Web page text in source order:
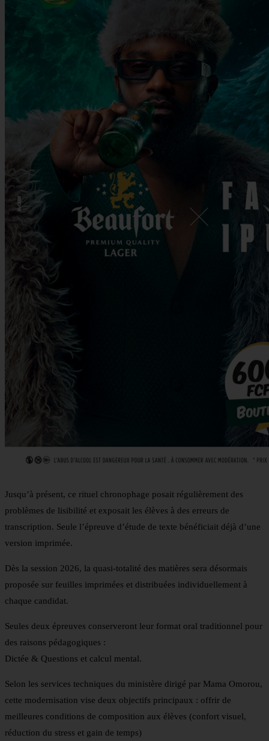
Jusqu’à présent, ce rituel chronophage posait régulièrement des
problèmes de lisibilité et exposait les élèves à des erreurs de
transcription. Seule l’épreuve d’étude de texte bénéficiait déjà d’une
version imprimée.
Dès la session 2026, la quasi-totalité des matières sera désormais
proposée sur feuilles imprimées et distribuées individuellement à
chaque candidat.
Seules deux épreuves conserveront leur format oral traditionnel pour
des raisons pédagogiques :
Dictée & Questions et calcul mental.
Selon les services techniques du ministère dirigé par Mama Omorou,
cette modernisation vise deux objectifs principaux : offrir de
meilleures conditions de composition aux élèves (confort visuel,
réduction du stress et gain de temps)